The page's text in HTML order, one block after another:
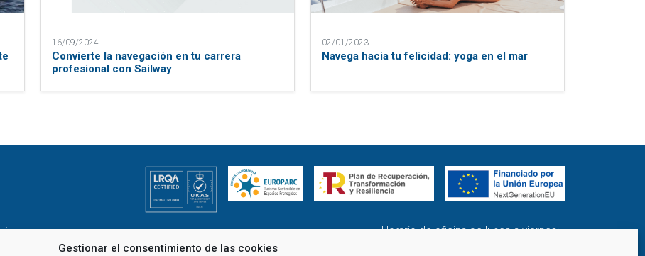
Gestionar el consentimiento de las cookies
16/09/2024
Convierte la navegación en tu carrera
profesional con Sailway
02/01/2023
Navega hacia tu felicidad: yoga en el mar
somos
Horario de oficina de lunes a viernes: